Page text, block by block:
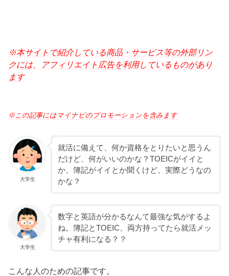
※本サイトで紹介している商品・サービス等の外部リン
クには、アフィリエイト広告を利用しているものがあり
ます
※この記事にはマイナビのプロモーションを含みます
大学生
就活に備えて、何か資格をとりたいと思うん
だけど、何がいいのかな？TOEICがイイと
か、簿記がイイとか聞くけど、実際どうなの
かな？
大学生
数字と英語が分かるなんて最強な気がするよ
ね。簿記とTOEIC、両方持ってたら就活メッ
チャ有利になる？？
こんな人のための記事です。